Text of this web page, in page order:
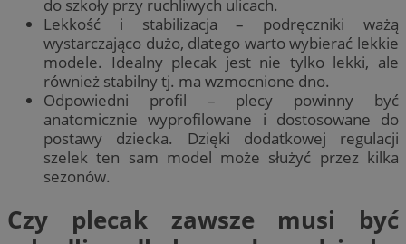
do szkoły przy ruchliwych ulicach.
Lekkość i stabilizacja – podręczniki ważą
wystarczająco dużo, dlatego warto wybierać lekkie
modele. Idealny plecak jest nie tylko lekki, ale
również stabilny tj. ma wzmocnione dno.
Odpowiedni profil – plecy powinny być
anatomicznie wyprofilowane i dostosowane do
postawy dziecka. Dzięki dodatkowej regulacji
szelek ten sam model może służyć przez kilka
sezonów.
Czy plecak zawsze musi być